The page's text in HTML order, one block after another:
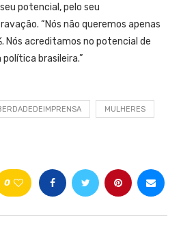
potencial, pelo seu
“Nós não queremos apenas
Nós acreditamos no potencial de
brasileira.”
MULHERES
0